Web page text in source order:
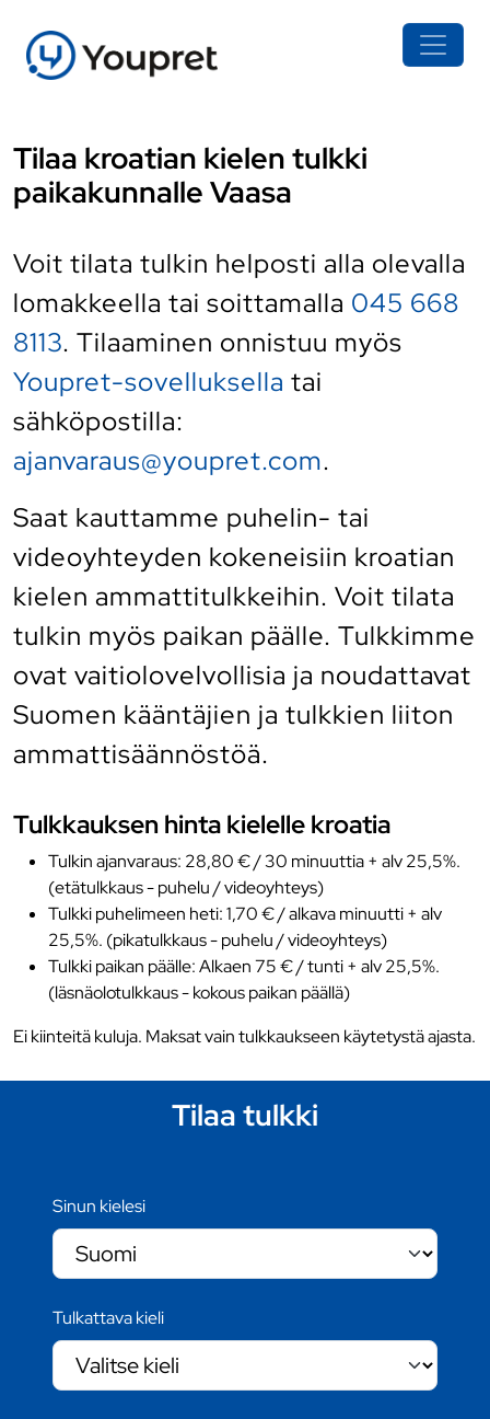
Tilaa kroatian kielen tulkki
paikakunnalle Vaasa
Voit tilata tulkin helposti alla olevalla
lomakkeella tai soittamalla 045 668
8113. Tilaaminen onnistuu myös
Youpret-sovelluksella tai
sähköpostilla:
ajanvaraus@youpret.com.
Saat kauttamme puhelin- tai
videoyhteyden kokeneisiin kroatian
kielen ammattitulkkeihin. Voit tilata
tulkin myös paikan päälle. Tulkkimme
ovat vaitiolovelvollisia ja noudattavat
Suomen kääntäjien ja tulkkien liiton
ammattisäännöstöä.
Tulkkauksen hinta kielelle kroatia
Tulkin ajanvaraus: 28,80 € / 30 minuuttia + alv 25,5%.
(etätulkkaus - puhelu / videoyhteys)
Tulkki puhelimeen heti: 1,70 € / alkava minuutti + alv
25,5%. (pikatulkkaus - puhelu / videoyhteys)
Tulkki paikan päälle: Alkaen 75 € / tunti + alv 25,5%.
(läsnäolotulkkaus - kokous paikan päällä)
Ei kiinteitä kuluja. Maksat vain tulkkaukseen käytetystä ajasta.
Tilaa tulkki
Sinun kielesi
Tulkattava kieli